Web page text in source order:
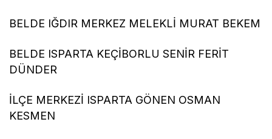
BELDE IĞDIR MERKEZ MELEKLİ MURAT BEKEM
BELDE ISPARTA KEÇİBORLU SENİR FERİT
DÜNDER
İLÇE MERKEZİ ISPARTA GÖNEN OSMAN
KESMEN